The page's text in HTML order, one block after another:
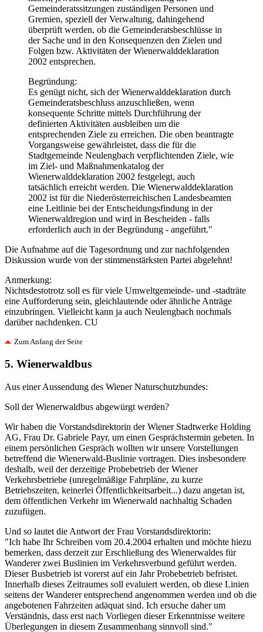
Gemeinderatssitzungen zuständigen Personen und
Gremien, speziell der Verwaltung, dahingehend
überprüft werden, ob die Gemeinderatsbeschlüsse in
der Sache und in den Konsequenzen den Zielen und
Folgen bzw. Aktivitäten der Wienerwalddeklaration
2002 entsprechen.
Begründung:
Es genügt nicht, sich der Wienerwalddeklaration durch
Gemeinderatsbeschluss anzuschließen, wenn
konsequente Schritte mittels Durchführung der
definierten Aktivitäten ausbleiben um die
entsprechenden Ziele zu erreichen. Die oben beantragte
Vorgangsweise gewährleistet, dass die für die
Stadtgemeinde Neulengbach verpflichtenden Ziele, wie
im Ziel- und Maßnahmenkatalog der
Wienerwalddeklaration 2002 festgelegt, auch
tatsächlich erreicht werden. Die Wienerwalddeklaration
2002 ist für die Niederösterreichischen Landesbeamten
eine Leitlinie bei der Entscheidungsfindung in der
Wienerwaldregion und wird in Bescheiden - falls
erforderlich auch in der Begründung - angeführt."
Die Aufnahme auf die Tagesordnung und zur nachfolgenden
Diskussion wurde von der stimmenstärksten Partei abgelehnt!
Anmerkung:
Nichtsdestotrotz soll es für viele Umweltgemeinde- und -stadträte
eine Aufforderung sein, gleichlautende oder ähnliche Anträge
einzubringen. Vielleicht kann ja auch Neulengbach nochmals
darüber nachdenken. CU
Zum Anfang der Seite
5. Wienerwaldbus
Aus einer Aussendung des Wiener Naturschutzbundes:
Soll der Wienerwaldbus abgewürgt werden?
Wir haben die Vorstandsdirektorin der Wiener Stadtwerke Holding
AG, Frau Dr. Gabriele Payr, um einen Gesprächstermin gebeten. In
einem persönlichen Gespräch wollten wir unsere Vorstellungen
betreffend die Wienerwald-Buslinie vortragen. Dies insbesondere
deshalb, weil der derzeitige Probebetrieb der Wiener
Verkehrsbetriebe (unregelmäßige Fahrpläne, zu kurze
Betriebszeiten, keinerlei Öffentlichkeitsarbeit...) dazu angetan ist,
dem öffentlichen Verkehr im Wienerwald nachhaltig Schaden
zuzufügen.
Und so lautet die Antwort der Frau Vorstandsdirektorin:
"Ich habe Ihr Schreiben vom 20.4.2004 erhalten und möchte hiezu
bemerken, dass derzeit zur Erschließung des Wienerwaldes für
Wanderer zwei Buslinien im Verkehrsverbund geführt werden.
Dieser Busbetrieb ist vorerst auf ein Jahr Probebetrieb befristet.
Innerhalb dieses Zeitraumes soll evaluiert werden, ob diese Linien
seitens der Wanderer entsprechend angenommen werden und ob die
angebotenen Fahrzeiten adäquat sind. Ich ersuche daher um
Verständnis, dass erst nach Vorliegen dieser Erkenntnisse weitere
Überlegungen in diesem Zusammenhang sinnvoll sind."